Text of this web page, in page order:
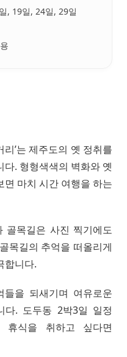
, 19일, 24일, 29일
’는 제주도의 옛 정취를
. 형형색색의 벽화와 옛
마치 시간 여행을 하는
골목길은 사진 찍기에도
목길의 추억을 떠올리게
합니다.
을 되새기며 여유로운
다. 도두동 2박3일 일정
식을 취하고 싶다면